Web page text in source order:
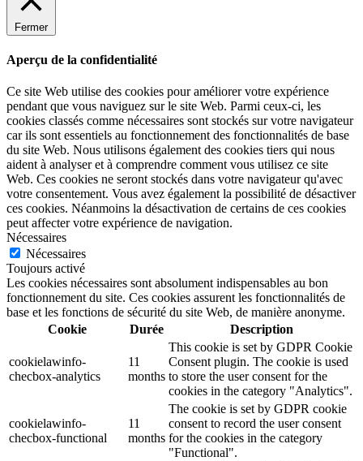
Fermer
Aperçu de la confidentialité
Ce site Web utilise des cookies pour améliorer votre expérience
pendant que vous naviguez sur le site Web. Parmi ceux-ci, les
cookies classés comme nécessaires sont stockés sur votre navigateur
car ils sont essentiels au fonctionnement des fonctionnalités de base
du site Web. Nous utilisons également des cookies tiers qui nous
aident à analyser et à comprendre comment vous utilisez ce site
Web. Ces cookies ne seront stockés dans votre navigateur qu'avec
votre consentement. Vous avez également la possibilité de désactiver
ces cookies. Néanmoins la désactivation de certains de ces cookies
peut affecter votre expérience de navigation.
Nécessaires
Nécessaires
Toujours activé
Les cookies nécessaires sont absolument indispensables au bon
fonctionnement du site. Ces cookies assurent les fonctionnalités de
base et les fonctions de sécurité du site Web, de manière anonyme.
Cookie
Durée Description
cookielawinfo-
checbox-analytics
11
months
This cookie is set by GDPR Cookie
Consent plugin. The cookie is used
to store the user consent for the
cookies in the category "Analytics".
cookielawinfo-
checbox-functional
11
months
The cookie is set by GDPR cookie
consent to record the user consent
for the cookies in the category
"Functional".